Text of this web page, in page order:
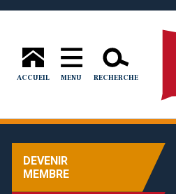
ACCUEIL MENU RECHERCHE
DEVENIR
MEMBRE